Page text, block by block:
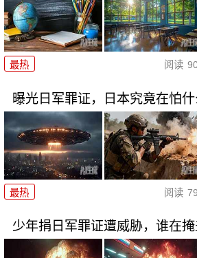
最热 阅读
曝光日军罪证，日本究竟在怕什
最热 阅读
少年捐日军罪证遭威胁，谁在掩